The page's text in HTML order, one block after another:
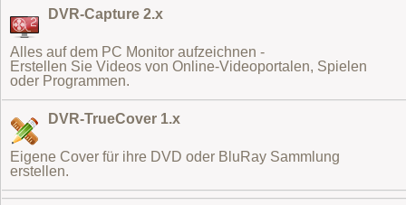
DVR-Capture 2.x
Alles auf dem PC Monitor aufzeichnen -
Erstellen Sie Videos von Online-Videoportalen, Spielen
oder Programmen.
DVR-TrueCover 1.x
Eigene Cover für ihre DVD oder BluRay Sammlung
erstellen.